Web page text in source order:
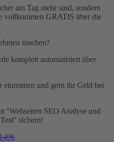
am Tag mehr sind, sondern
vollkommen GRATIS über die
machen?
komplett automatisiert über
und gern ihr Geld bei
''Webseiten SEO Analyse und
sichern!